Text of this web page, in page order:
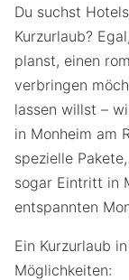
Du suchst
Kurzurlaub?
planst, einen
verbringen
lassen willst –
in Monheim am
spezielle
sogar Eintritt in
entspannten
Ein Kurzurlaub
Möglichkeiten: